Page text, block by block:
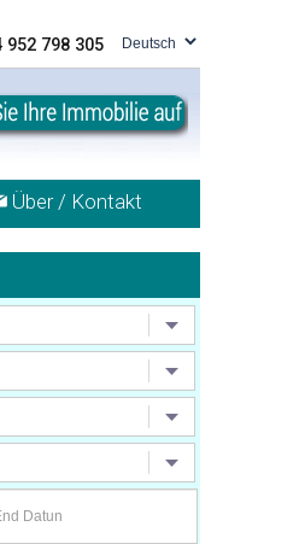
952 798 305
Über / Kontakt